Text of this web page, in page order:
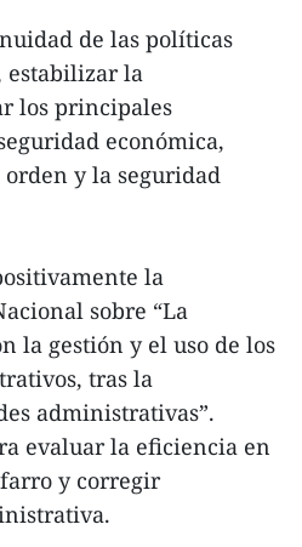
de las políticas
estabilizar la
los principales
económica,
y la seguridad
la
sobre “La
la gestión y el uso de los
tras la
administrativas”.
evaluar la eficiencia en
y corregir